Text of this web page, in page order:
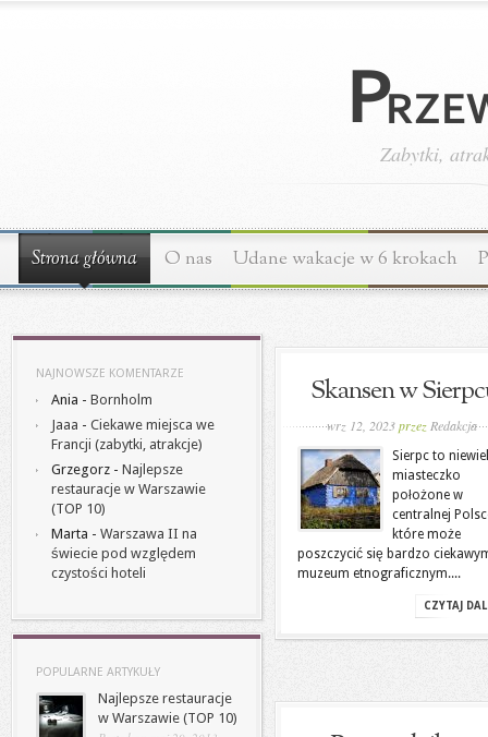
Zabytki,
Strona główna O nas Udane wakacje w 6 krokach
NAJNOWSZE KOMENTARZE
Ania - Bornholm
Jaaa - Ciekawe miejsca we
Francji (zabytki, atrakcje)
Grzegorz - Najlepsze
restauracje w Warszawie
(TOP 10)
Marta - Warszawa II na
świecie pod względem
czystości hoteli
POPULARNE ARTYKUŁY
Najlepsze restauracje
w Warszawie (TOP 10)
Skansen w
wrz 12, 2023przez Redakcja
Sierpc to
miasteczko
położone w
centralnej
które może
poszczycić się bardzo
muzeum etnograficznym....
CZYTAJ